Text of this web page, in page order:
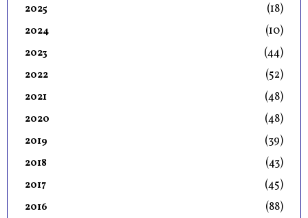
2025 (18)
2024 (10)
2023 (44)
2022 (52)
2021 (48)
2020 (48)
2019 (39)
2018 (43)
2017 (45)
2016 (88)